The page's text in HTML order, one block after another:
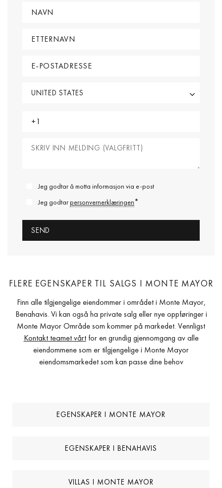
Jeg godtar å motta informasjon via e-post
Jeg godtarpersonvernerklæringen*
FLERE EGENSKAPER TIL SALGS I MONTE MAYOR
Finn alle tilgjengelige eiendommer i området i Monte Mayor,
Benahavis. Vi kan også ha private salg eller nye oppføringer i
Monte Mayor Område som kommer på markedet. Vennligst
Kontakt teamet vårtfor en grundig gjennomgang av alle
eiendommene som er tilgjengelige i Monte Mayor
eiendomsmarkedet som kan passe dine behov
EGENSKAPER I MONTE MAYOR
EGENSKAPER I BENAHAVIS
VILLAS I MONTE MAYOR